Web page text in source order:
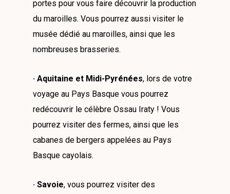
portes pour vous faire découvrir la production
du maroilles. Vous pourrez aussi visiter le
musée dédié au maroilles, ainsi que les
nombreuses brasseries.
· Aquitaine et Midi-Pyrénées, lors de votre
voyage au Pays Basque vous pourrez
redécouvrir le célèbre Ossau Iraty ! Vous
pourrez visiter des fermes, ainsi que les
cabanes de bergers appelées au Pays
Basque cayolais.
· Savoie, vous pourrez visiter des